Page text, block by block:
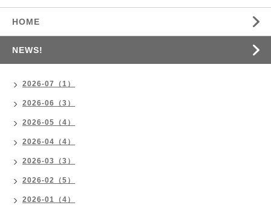
HOME
NEWS!
2026-07（1）
2026-06（3）
2026-05（4）
2026-04（4）
2026-03（3）
2026-02（5）
2026-01（4）